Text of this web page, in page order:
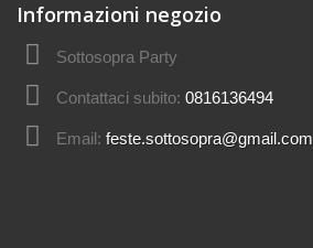
Informazioni negozio
Sottosopra Party
Contattaci subito: 0816136494
Email: feste.sottosopra@gmail.com